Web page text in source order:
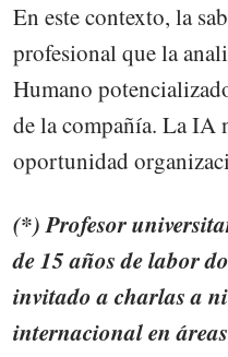
En este contexto, la
profesional que la
Humano
de la compañía. La IA
oportunidad
(*) Profesor
de 15 años de labor
invitado a charlas a
internacional en